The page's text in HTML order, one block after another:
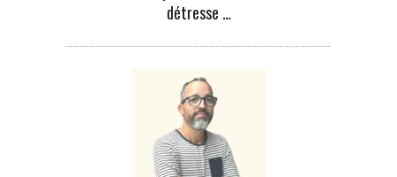
détresse …